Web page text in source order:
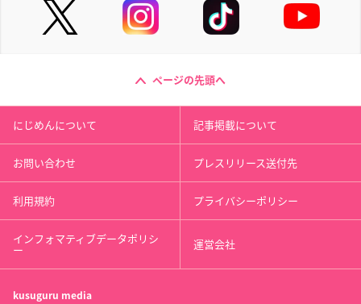
ページの先頭へ
にじめんについて 記事掲載について
お問い合わせ プレスリリース送付先
利用規約 プライバシーポリシー
インフォマティブデータポリシ
ー 運営会社
kusuguru media